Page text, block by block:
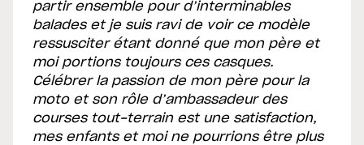
partir ensemble pour d’interminables
balades et je suis ravi de voir ce modèle
ressusciter étant donné que mon père et
moi portions toujours ces casques.
Célébrer la passion de mon père pour la
moto et son rôle d’ambassadeur des
courses tout-terrain est une satisfaction,
mes enfants et moi ne pourrions être plus